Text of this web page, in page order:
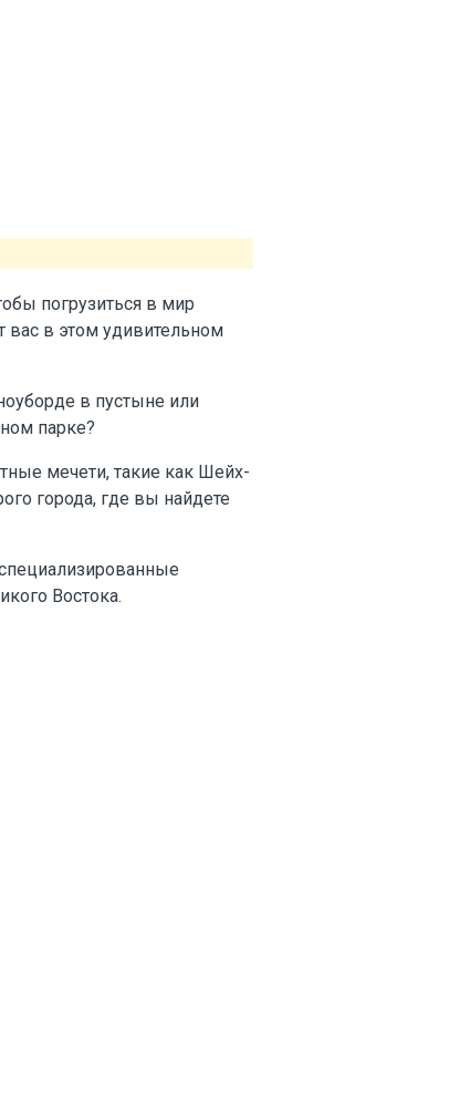
погрузиться в мир
вас в этом удивительном
в пустыне или
парке?
мечети, такие как Шейх-
города, где вы найдете
Востока.